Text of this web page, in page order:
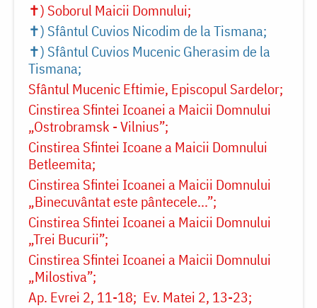
✝) Soborul Maicii Domnului
✝) Sfântul Cuvios Nicodim de la Tismana
✝) Sfântul Cuvios Mucenic Gherasim de la
Tismana
Sfântul Mucenic Eftimie, Episcopul Sardelor
Cinstirea Sfintei Icoanei a Maicii Domnului
„Ostrobramsk - Vilnius”
Cinstirea Sfintei Icoane a Maicii Domnului
Betleemita
Cinstirea Sfintei Icoanei a Maicii Domnului
„Binecuvântat este pântecele...”
Cinstirea Sfintei Icoanei a Maicii Domnului
„Trei Bucurii”
Cinstirea Sfintei Icoanei a Maicii Domnului
„Milostiva”
Ap. Evrei 2, 11-18 Ev. Matei 2, 13-23